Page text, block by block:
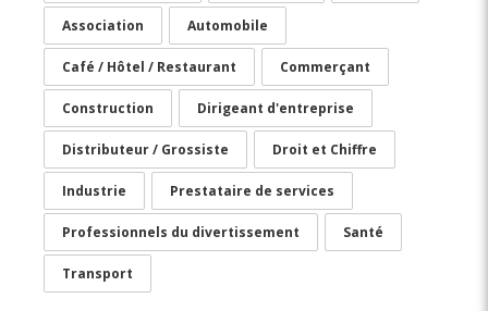
Association Automobile
Café / Hôtel / Restaurant Commerçant
Construction Dirigeant d'entreprise
Distributeur / Grossiste Droit et Chiffre
Industrie Prestataire de services
Professionnels du divertissement Santé
Transport